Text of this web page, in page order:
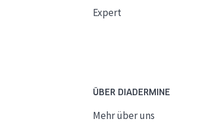
Expert
ÜBER DIADERMINE
Mehr über uns